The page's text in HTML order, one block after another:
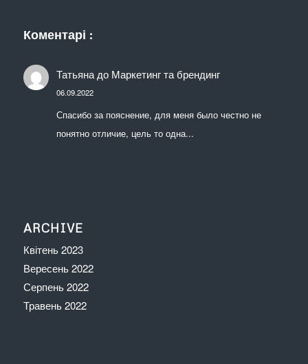
Коментарі :
Татьяна до Маркетинг та брендинг
06.09.2022
Спасибо за пояснение, для меня было честно не
понятно отличие, цель то одна...
ARCHIVE
Квітень 2023
Вересень 2022
Серпень 2022
Травень 2022